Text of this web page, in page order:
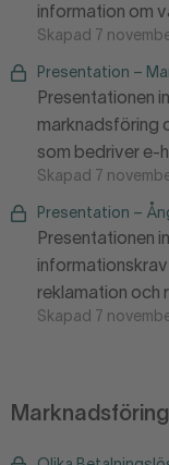
information om
Skapad 7
Presentation –
Presentationen
marknadsföring
som bedriver e-
Skapad 7
Presentation –
Presentationen
reklamation och
Skapad 7